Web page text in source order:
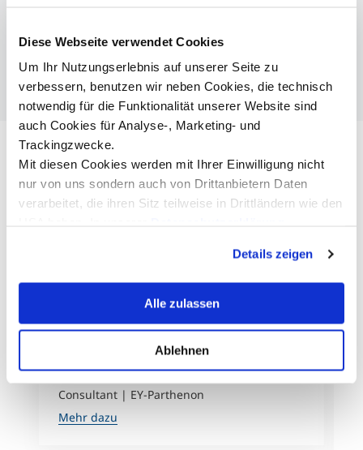
Diese Webseite verwendet Cookies
Um Ihr Nutzungserlebnis auf unserer Seite zu
verbessern, benutzen wir neben Cookies, die technisch
notwendig für die Funktionalität unserer Website sind
auch Cookies für Analyse-, Marketing- und
Trackingzwecke.
Mit diesen Cookies werden mit Ihrer Einwilligung nicht
nur von uns sondern auch von Drittanbietern Daten
verarbeitet, die ihren Sitz teilweise in Drittländern wie den
erklären Ihnen genau, was eine Datenübermittlung in die
USA bedeuten kann.
Details zeigen
Alle zulassen
Ablehnen
der Risikoanalyse und dem Qualitätsmanagement. Das
beruflichen Alltag.
Lena Molitor
Consultant | EY-Parthenon
Mehr dazu